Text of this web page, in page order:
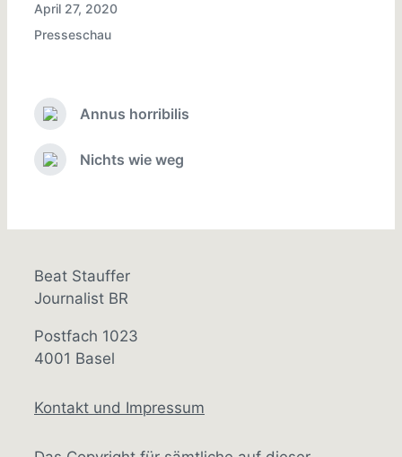
P
o
a
e
April 27, 2020
P
e
i
n
Presseschau
P
r
e
v
u
o
s
:
Annus horribilis
N
s
t
Nichts wie weg
Beat Stauffer
Journalist BR
Postfach 1023
4001 Basel
Kontakt und Impressum